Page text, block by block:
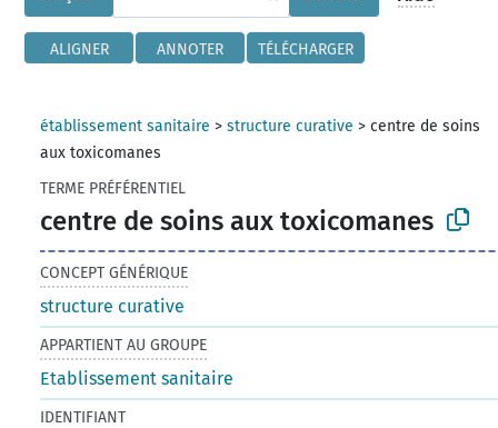
ALIGNER ANNOTER TÉLÉCHARGER
établissement sanitaire >structure curative >centre de soins
aux toxicomanes
TERME PRÉFÉRENTIEL
centre de soins aux toxicomanes
CONCEPT GÉNÉRIQUE
structure curative
APPARTIENT AU GROUPE
Etablissement sanitaire
IDENTIFIANT